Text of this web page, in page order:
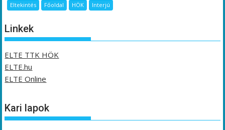
Eltekintés Főoldal HÖK Interjú
Linkek
ELTE TTK HÖK
ELTE.hu
ELTE Online
Kari lapok